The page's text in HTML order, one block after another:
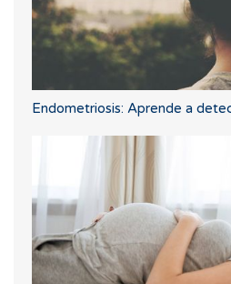
Endometriosis: Aprende a